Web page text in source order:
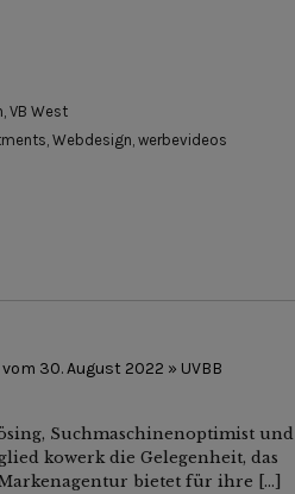
, VB West
, Webdesign, werbevideos
30. August 2022 » UVBB
Suchmaschinenoptimist und
kowerk die Gelegenheit, das
bietet für ihre […]